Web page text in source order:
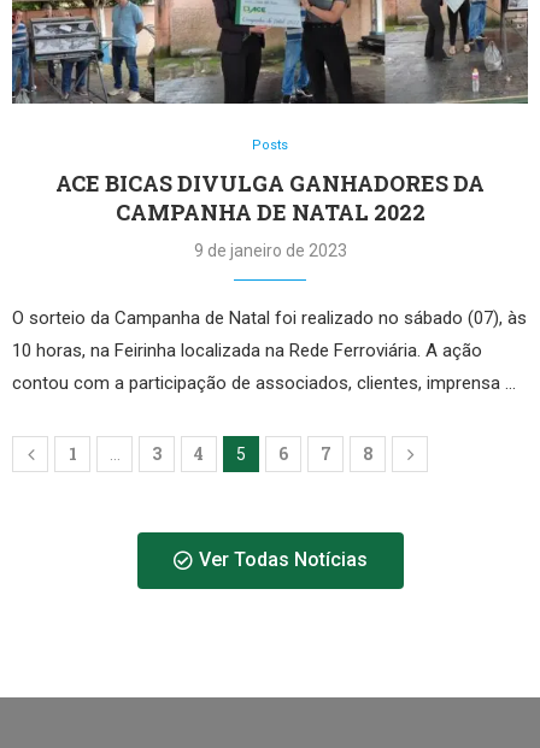
Posts
ACE BICAS DIVULGA GANHADORES DA
CAMPANHA DE NATAL 2022
9 de janeiro de 2023
O sorteio da Campanha de Natal foi realizado no sábado (07), às
10 horas, na Feirinha localizada na Rede Ferroviária. A ação
contou com a participação de associados, clientes, imprensa …
1 … 3 4 5 6 7 8
Ver Todas Notícias